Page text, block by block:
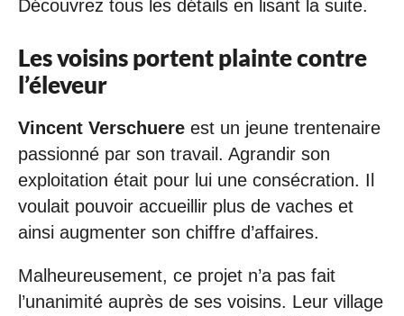
Découvrez tous les détails en lisant la suite.
Les voisins portent plainte contre
l’éleveur
Vincent Verschuere est un jeune trentenaire
passionné par son travail. Agrandir son
exploitation était pour lui une consécration. Il
voulait pouvoir accueillir plus de vaches et
ainsi augmenter son chiffre d’affaires.
Malheureusement, ce projet n’a pas fait
l’unanimité auprès de ses voisins. Leur village